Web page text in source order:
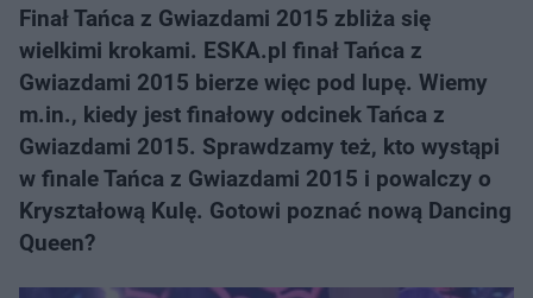
Finał Tańca z Gwiazdami 2015 zbliża się
wielkimi krokami. ESKA.pl finał Tańca z
Gwiazdami 2015 bierze więc pod lupę. Wiemy
m.in., kiedy jest finałowy odcinek Tańca z
Gwiazdami 2015. Sprawdzamy też, kto wystąpi
w finale Tańca z Gwiazdami 2015 i powalczy o
Kryształową Kulę. Gotowi poznać nową Dancing
Queen?